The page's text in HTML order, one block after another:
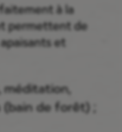
à la
permettent de
et
de forêt) ;